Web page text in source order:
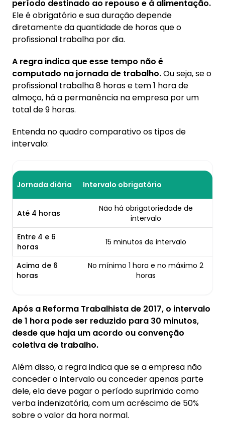
período destinado ao repouso e à alimentação.
Ele é obrigatório e sua duração depende
diretamente da quantidade de horas que o
profissional trabalha por dia.
A regra indica que esse tempo não é
computado na jornada de trabalho.Ou seja, se o
profissional trabalha 8 horas e tem 1 hora de
almoço, há a permanência na empresa por um
total de 9 horas.
Entenda no quadro comparativo os tipos de
intervalo:
Jornada diária Intervalo obrigatório
Até 4 horas
Não há obrigatoriedade de
intervalo
Entre 4 e 6
horas
15 minutos de intervalo
Acima de 6
horas
No mínimo 1 hora e no máximo 2
horas
Após a Reforma Trabalhista de 2017, o intervalo
de 1 hora pode ser reduzido para 30 minutos,
desde que haja um acordo ou convenção
coletiva de trabalho.
Além disso, a regra indica que se a empresa não
conceder o intervalo ou conceder apenas parte
dele, ela deve pagar o período suprimido como
verba indenizatória, com um acréscimo de 50%
sobre o valor da hora normal.